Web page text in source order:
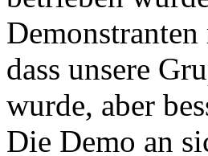
dass unsere
wurde, aber
Die Demo an